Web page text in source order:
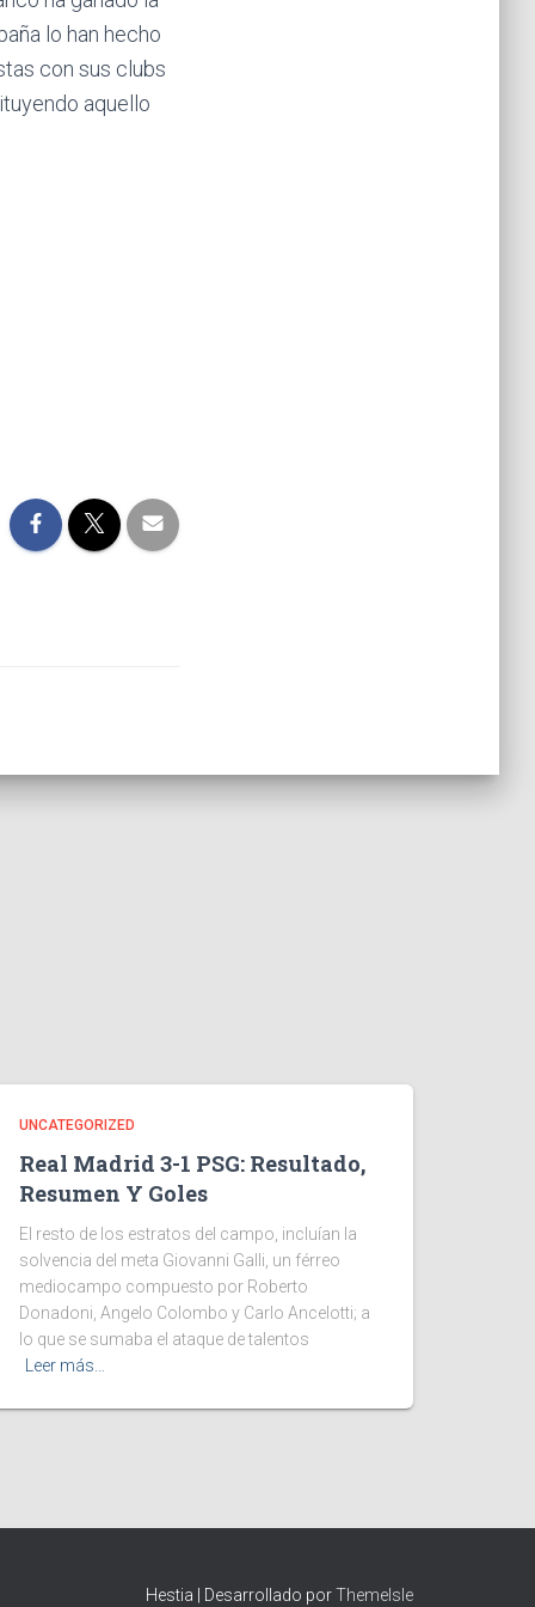
lo han hecho
con sus clubs
aquello
UNCATEGORIZED
Real Madrid 3-1 PSG: Resultado,
Resumen Y Goles
El resto de los estratos del campo, incluían la
solvencia del meta Giovanni Galli, un férreo
mediocampo compuesto por Roberto
Donadoni, Angelo Colombo y Carlo Ancelotti; a
lo que se sumaba el ataque de talentos
Leer más…
Hestia | Desarrollado porThemeIsle